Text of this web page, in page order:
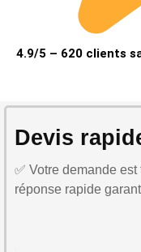
4.9/5 – 620 clients
Devis
✅ Votre demande
réponse rapide